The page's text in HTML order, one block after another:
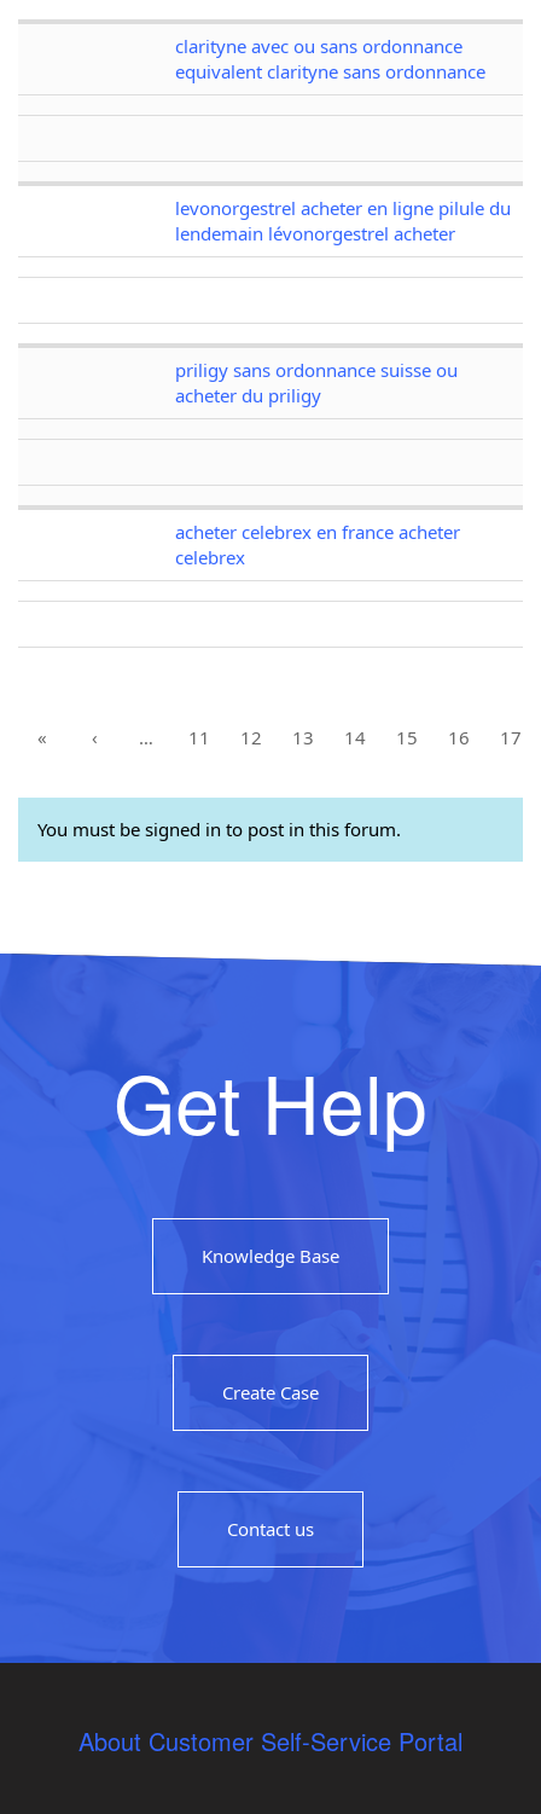
clarityne avec ou sans ordonnance
equivalent clarityne sans ordonnance
levonorgestrel acheter en ligne pilule du
lendemain lévonorgestrel acheter
priligy sans ordonnance suisse ou
acheter du priligy
acheter celebrex en france acheter
celebrex
« ‹ … 11 12 13 14 15 16 17
You must be signed in to post in this forum.
Get Help
Knowledge Base
Create Case
Contact us
About Customer Self-Service Portal